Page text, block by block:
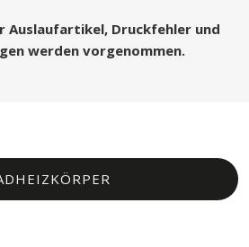
Auslaufartikel, Druckfehler und
werden vorgenommen.